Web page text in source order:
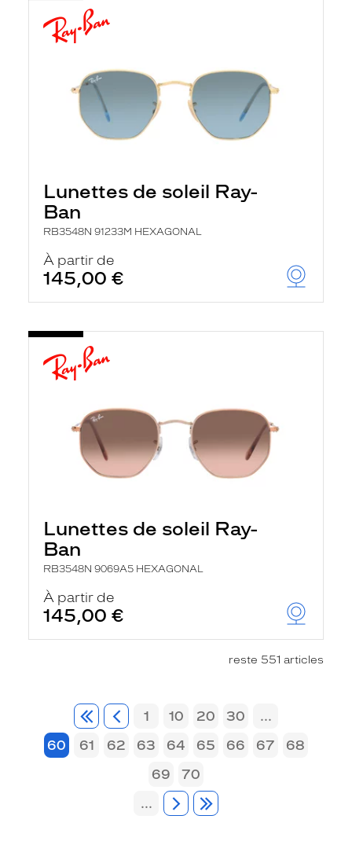
Lunettes de soleil Ray-
Ban
RB3548N 91233M HEXAGONAL
À partir de
145,00 €
Lunettes de soleil Ray-
Ban
RB3548N 9069A5 HEXAGONAL
À partir de
145,00 €
reste 551 articles
1 10 20 30
...
60
61 62 63 64 65 66 67
68
69
70
...